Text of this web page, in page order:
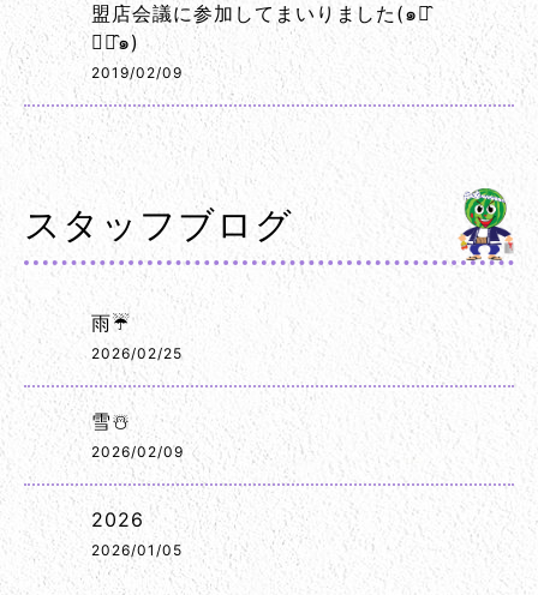
盟店会議に参加してまいりました(๑･̑
◡･̑๑)
2019/02/09
スタッフブログ
雨☔
2026/02/25
雪☃️
2026/02/09
2026
2026/01/05